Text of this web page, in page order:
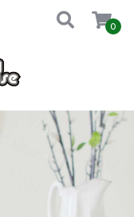
0